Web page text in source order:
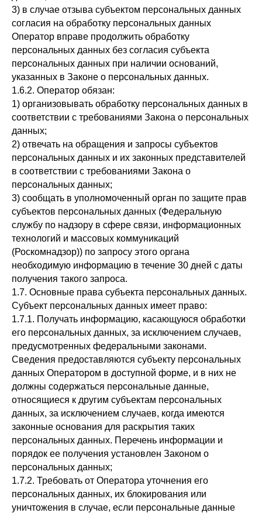
3) в случае отзыва субъектом персональных данных
согласия на обработку персональных данных
Оператор вправе продолжить обработку
персональных данных без согласия субъекта
персональных данных при наличии оснований,
указанных в Законе о персональных данных.
1.6.2. Оператор обязан:
1) организовывать обработку персональных данных в
соответствии с требованиями Закона о персональных
данных;
2) отвечать на обращения и запросы субъектов
персональных данных и их законных представителей
в соответствии с требованиями Закона о
персональных данных;
3) сообщать в уполномоченный орган по защите прав
субъектов персональных данных (Федеральную
службу по надзору в сфере связи, информационных
технологий и массовых коммуникаций
(Роскомнадзор)) по запросу этого органа
необходимую информацию в течение 30 дней с даты
получения такого запроса.
1.7. Основные права субъекта персональных данных.
Субъект персональных данных имеет право:
1.7.1. Получать информацию, касающуюся обработки
его персональных данных, за исключением случаев,
предусмотренных федеральными законами.
Сведения предоставляются субъекту персональных
данных Оператором в доступной форме, и в них не
должны содержаться персональные данные,
относящиеся к другим субъектам персональных
данных, за исключением случаев, когда имеются
законные основания для раскрытия таких
персональных данных. Перечень информации и
порядок ее получения установлен Законом о
персональных данных;
1.7.2. Требовать от Оператора уточнения его
персональных данных, их блокирования или
уничтожения в случае, если персональные данные